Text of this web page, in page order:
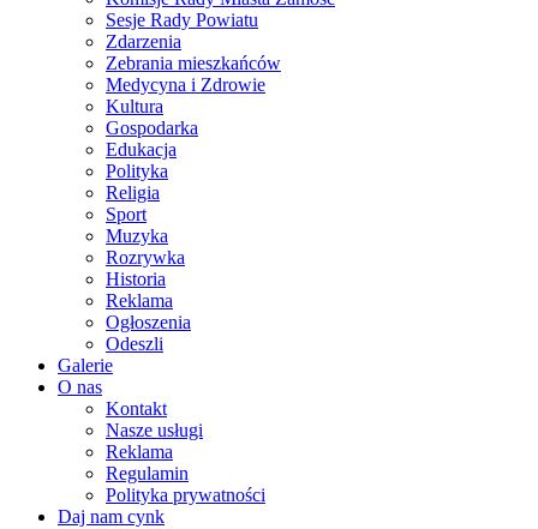
Sesje Rady Powiatu
Zdarzenia
Zebrania mieszkańców
Medycyna i Zdrowie
Kultura
Gospodarka
Edukacja
Polityka
Religia
Sport
Muzyka
Rozrywka
Historia
Reklama
Ogłoszenia
Odeszli
Galerie
O nas
Kontakt
Nasze usługi
Reklama
Regulamin
Polityka prywatności
Daj nam cynk